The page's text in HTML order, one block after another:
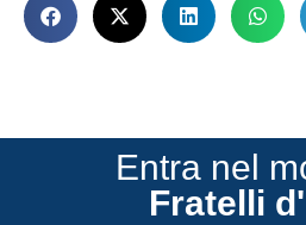
Entra nel
Fratelli